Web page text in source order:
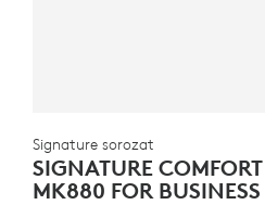
Signature sorozat
SIGNATURE
MK880 FOR BUSINESS